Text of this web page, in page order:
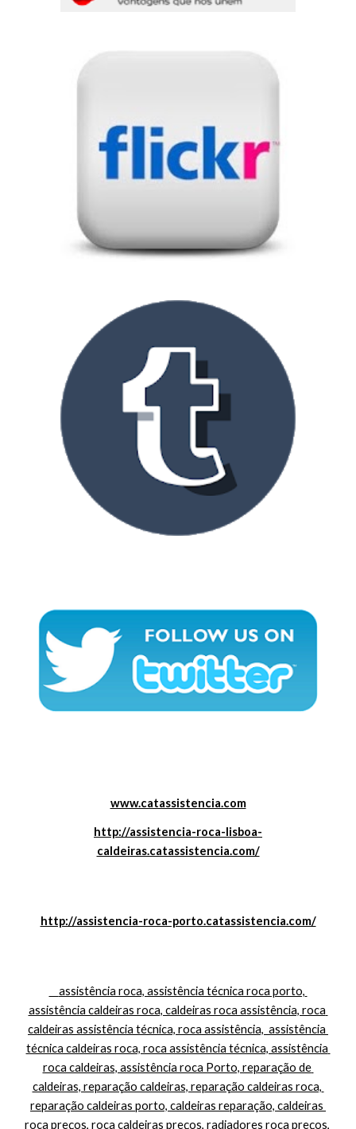
www.catassistencia.com
http://assistencia-roca-lisboa-
caldeiras.catassistencia.com/
http://assistencia-roca-porto.catassistencia.com/
assistência caldeiras roca, caldeiras roca assistência, roca
caldeiras assistência técnica, roca assistência,  assistência
técnica caldeiras roca, roca assistência técnica, assistência
roca caldeiras, assistência roca Porto, reparação de
caldeiras, reparação caldeiras, reparação caldeiras roca,
reparação caldeiras porto, caldeiras reparação, caldeiras
roca preços, roca caldeiras preços, radiadores roca preços,